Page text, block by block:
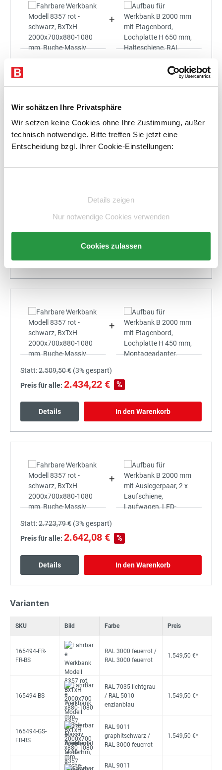
Wir schätzen Ihre Privatsphäre
Wir setzen keine Cookies ohne Ihre Zustimmung, außer
technisch notwendige. Bitte treffen Sie jetzt eine
Entscheidung bzgl. Ihrer Cookie-Einstellungen:
Details zeigen
Nur notwendige Cookies verwenden
Cookies zulassen
+
Preis für alle:
Details In den Warenkorb
2.329,50 €(3%gespart)
Preis für alle:2.259,61 € %
+
Statt:2.509,50 € (3%gespart)
Preis für alle: 2.434,22 € %
Details In den Warenkorb
+
Statt:2.723,79 € (3%gespart)
Preis für alle: 2.642,08 € %
Details In den Warenkorb
Varianten
SKU Bild Farbe Preis
165494-FR-
FR-BS
RAL 3000 feuerrot /
RAL 3000 feuerrot
1.549,50 €*
165494-BS
RAL 7035 lichtgrau
/ RAL 5010
enzianblau
1.549,50 €*
165494-GS-
FR-BS
RAL 9011
graphitschwarz /
RAL 3000 feuerrot
1.549,50 €*
RAL 9011